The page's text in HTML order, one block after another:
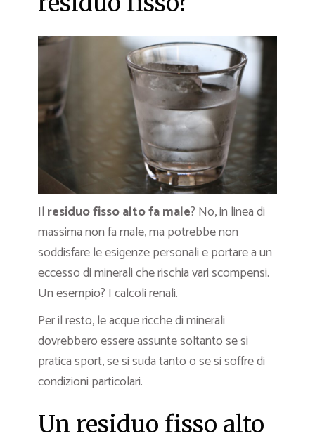
Il residuo fisso alto fa male? No, in linea di
massima non fa male, ma potrebbe non
soddisfare le esigenze personali e portare a un
eccesso di minerali che rischia vari scompensi.
Un esempio? I calcoli renali.
Per il resto, le acque ricche di minerali
dovrebbero essere assunte soltanto se si
pratica sport, se si suda tanto o se si soffre di
condizioni particolari.
Un residuo fisso alto